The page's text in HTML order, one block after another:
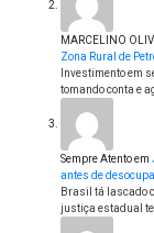
MARCELINO
Zona Rural de
Investimento em
tomando conta e
Sempre Atentoem
antes de
Brasil tá lascado
justiça estadual